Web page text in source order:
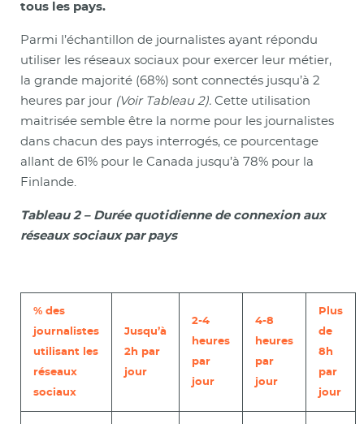
tous les pays.
Parmi l’échantillon de journalistes ayant répondu
utiliser les réseaux sociaux pour exercer leur métier,
la grande majorité (68%) sont connectés jusqu’à 2
heures par jour (Voir Tableau 2). Cette utilisation
maitrisée semble être la norme pour les journalistes
dans chacun des pays interrogés, ce pourcentage
allant de 61% pour le Canada jusqu’à 78% pour la
Finlande.
Tableau 2 – Durée quotidienne de connexion aux
réseaux sociaux par pays
% des
journalistes
utilisant les
réseaux
sociaux
Jusqu’à
2h par
jour
2-4
heures
par
jour
4-8
heures
par
jour
Plus
de
8h
par
jour